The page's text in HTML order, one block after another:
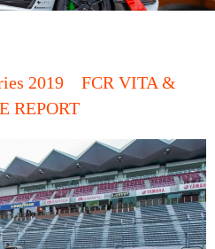
2019 FCR VITA &
REPORT